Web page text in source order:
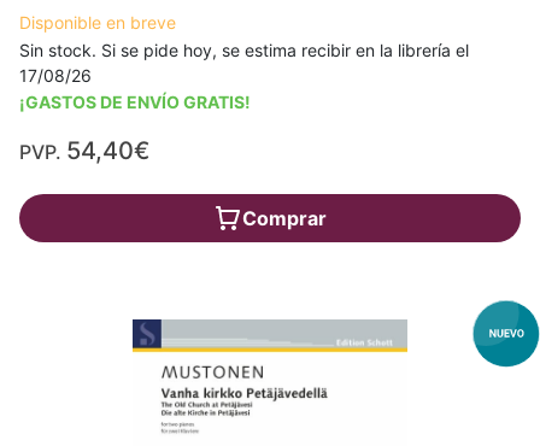
Disponible en breve
Sin stock. Si se pide hoy, se estima recibir en la librería el
17/08/26
¡GASTOS DE ENVÍO GRATIS!
PVP. 54,40€
Comprar